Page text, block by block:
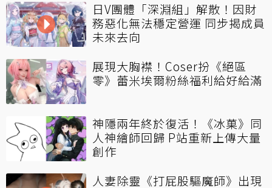
日V團體「深淵組」解散！因財
務惡化無法穩定營運 同步揭成員
未來去向
展現大胸襟！Coser扮《絕區
零》蕾米埃爾粉絲福利給好給滿
神隱兩年終於復活！《冰菓》同
人神繪師回歸 P站重新上傳大量
創作
人妻除靈《打屁股驅魔師》出現